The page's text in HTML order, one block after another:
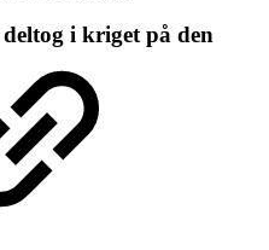
i kriget på den